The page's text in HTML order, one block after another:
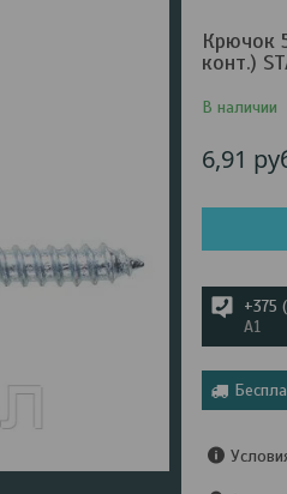
Крючок
конт.)
В наличии
6,91
+375
А1